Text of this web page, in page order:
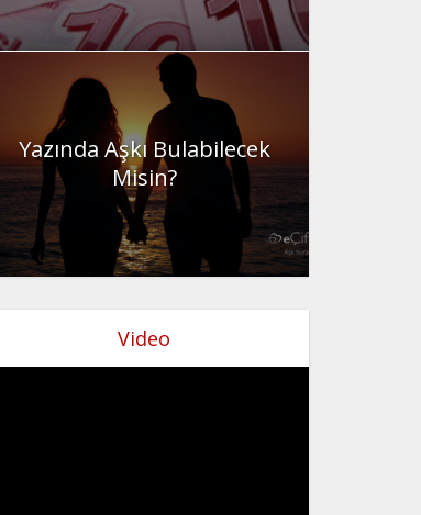
Yazında Aşkı Bulabilecek
Misin?
Video